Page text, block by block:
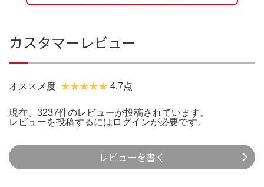
カスタマーレビュー
オススメ度 4.7点
現在、3237件のレビューが投稿されています。
レビューを投稿するには ログインが必要です。
レビューを書く